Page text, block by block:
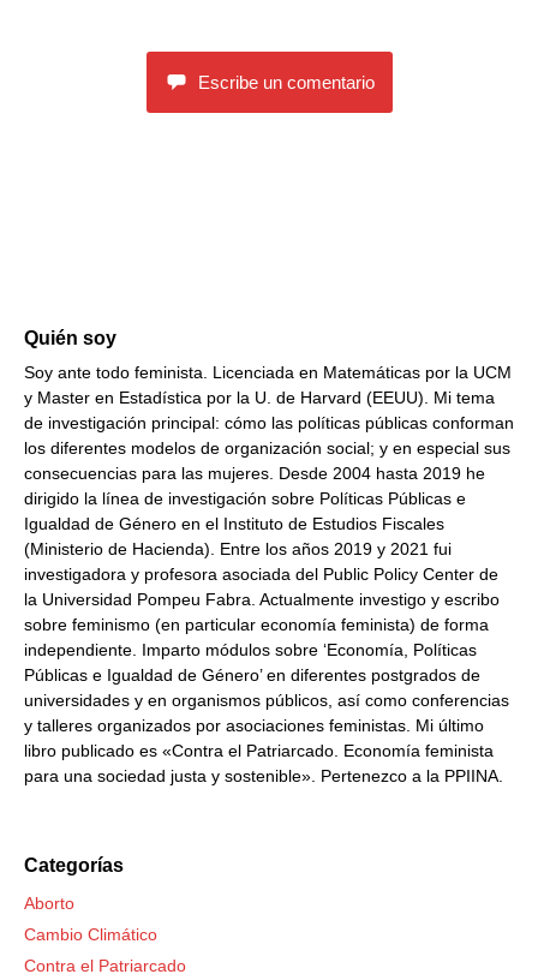
Escribe un comentario
Quién soy
Soy ante todo feminista. Licenciada en Matemáticas por la UCM
y Master en Estadística por la U. de Harvard (EEUU). Mi tema
de investigación principal: cómo las políticas públicas conforman
los diferentes modelos de organización social; y en especial sus
consecuencias para las mujeres. Desde 2004 hasta 2019 he
dirigido la línea de investigación sobre Políticas Públicas e
Igualdad de Género en el Instituto de Estudios Fiscales
(Ministerio de Hacienda). Entre los años 2019 y 2021 fui
investigadora y profesora asociada del Public Policy Center de
la Universidad Pompeu Fabra. Actualmente investigo y escribo
sobre feminismo (en particular economía feminista) de forma
independiente. Imparto módulos sobre ‘Economía, Políticas
Públicas e Igualdad de Género’ en diferentes postgrados de
universidades y en organismos públicos, así como conferencias
y talleres organizados por asociaciones feministas. Mi último
libro publicado es «Contra el Patriarcado. Economía feminista
para una sociedad justa y sostenible». Pertenezco a la PPIINA.
Categorías
Aborto
Cambio Climático
Contra el Patriarcado